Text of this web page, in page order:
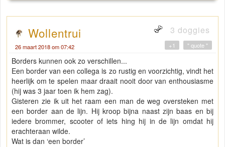
Wollentrui 3 doggies
26 maart 2018 om 07:42 " quote "
+1
Borders kunnen ook zo verschillen...
Een border van een collega is zo rustig en voorzichtig, vindt het
heerlijk om te spelen maar draait nooit door van enthousiasme
(hij was 3 jaar toen ik hem zag).
Gisteren zie ik uit het raam een man de weg oversteken met
een border aan de lijn. Hij kroop bijna naast zijn baas en bij
iedere brommer, scooter of iets hing hij in de lijn omdat hij
erachteraan wilde.
Wat is dan ‘een border’